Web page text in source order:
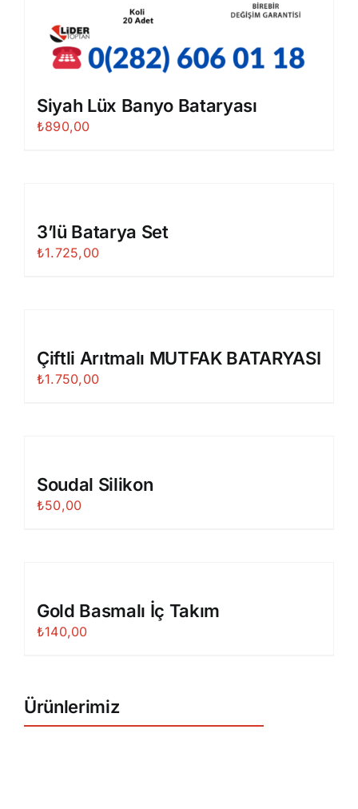
Siyah Lüx Banyo Bataryası
₺890,00
3’lü Batarya Set
₺1.725,00
Çiftli Arıtmalı MUTFAK BATARYASI
₺1.750,00
Soudal Silikon
₺50,00
Gold Basmalı İç Takım
₺140,00
Ürünlerimiz